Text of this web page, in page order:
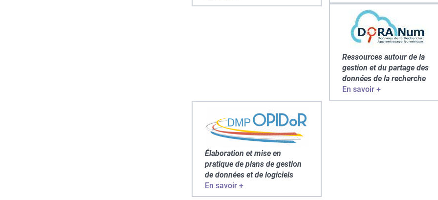
Ressources autour de la
gestion et du partage des
données de la recherche
En savoir +
Élaboration et mise en
pratique de plans de gestion
de données et de logiciels
En savoir +